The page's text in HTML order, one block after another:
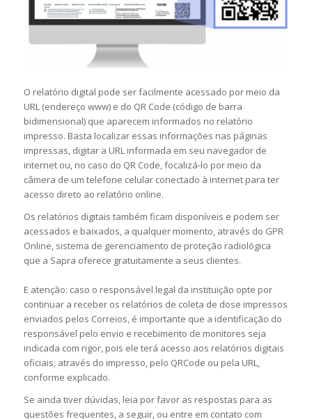
O relatório digital pode ser facilmente acessado por meio da
URL (endereço www) e do QR Code (código de barra
bidimensional) que aparecem informados no relatório
impresso. Basta localizar essas informações nas páginas
impressas, digitar a URL informada em seu navegador de
internet ou, no caso do QR Code, focalizá-lo por meio da
câmera de um telefone celular conectado à internet para ter
acesso direto ao relatório online.
Os relatórios digitais também ficam disponíveis e podem ser
acessados e baixados, a qualquer momento, através do GPR
Online, sistema de gerenciamento de proteção radiológica
que a Sapra oferece gratuitamente a seus clientes.
E atenção: caso o responsável legal da instituição opte por
continuar a receber os relatórios de coleta de dose impressos
enviados pelos Correios, é importante que a identificação do
responsável pelo envio e recebimento de monitores seja
indicada com rigor, pois ele terá acesso aos relatórios digitais
oficiais, através do impresso, pelo QRCode ou pela URL,
conforme explicado.
Se ainda tiver dúvidas, leia por favor as respostas para as
questões frequentes, a seguir, ou entre em contato com